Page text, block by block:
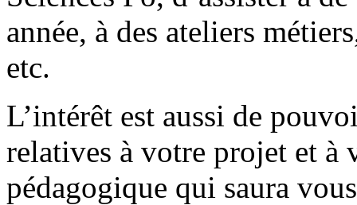
année, à des ateliers
etc.
L’intérêt est aussi de
relatives à votre projet et à
pédagogique qui saura